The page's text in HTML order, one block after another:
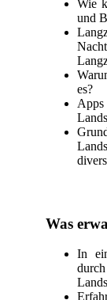
Wie
und
es?
Was
In